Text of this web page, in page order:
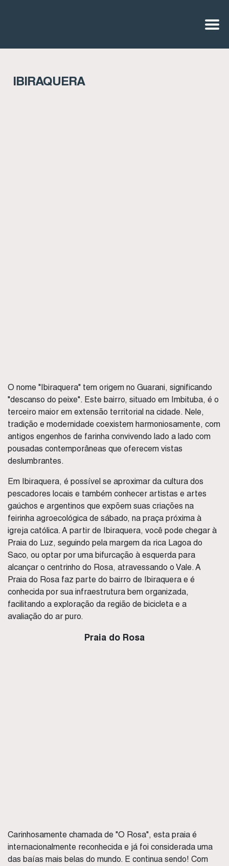
IBIRAQUERA
O nome "Ibiraquera" tem origem no Guarani, significando
"descanso do peixe". Este bairro, situado em Imbituba, é o
terceiro maior em extensão territorial na cidade. Nele,
tradição e modernidade coexistem harmoniosamente, com
antigos engenhos de farinha convivendo lado a lado com
pousadas contemporâneas que oferecem vistas
deslumbrantes.
Em Ibiraquera, é possível se aproximar da cultura dos
pescadores locais e também conhecer artistas e artes
gaúchos e argentinos que expõem suas criações na
feirinha agroecológica de sábado, na praça próxima à
igreja católica. A partir de Ibiraquera, você pode chegar à
Praia do Luz, seguindo pela margem da rica Lagoa do
Saco, ou optar por uma bifurcação à esquerda para
alcançar o centrinho do Rosa, atravessando o Vale. A
Praia do Rosa faz parte do bairro de Ibiraquera e é
conhecida por sua infraestrutura bem organizada,
facilitando a exploração da região de bicicleta e a
avaliação do ar puro.
Praia do Rosa
Carinhosamente chamada de "O Rosa", esta praia é
internacionalmente reconhecida e já foi considerada uma
das baías mais belas do mundo. E continua sendo! Com